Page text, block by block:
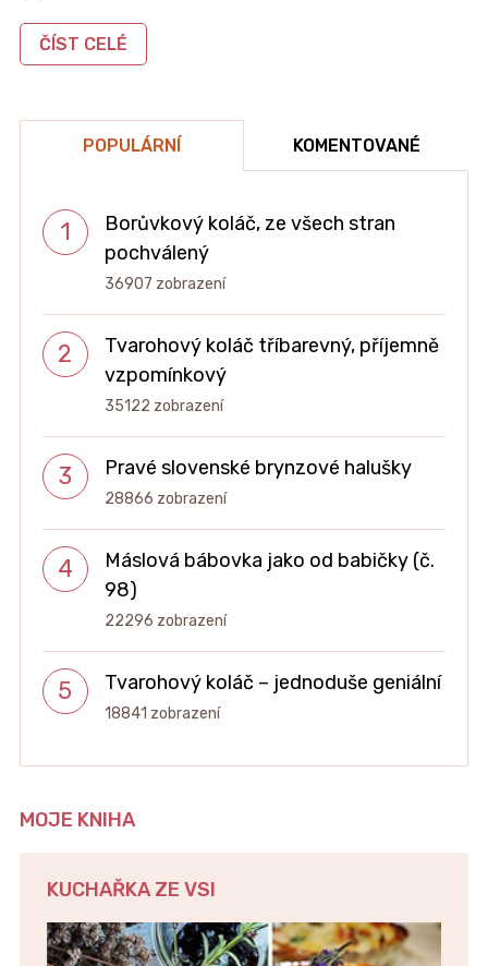
ČÍST CELÉ
POPULÁRNÍ KOMENTOVANÉ
Borůvkový koláč, ze všech stran
pochválený
36907 zobrazení
Tvarohový koláč tříbarevný, příjemně
vzpomínkový
35122 zobrazení
Pravé slovenské brynzové halušky
28866 zobrazení
Máslová bábovka jako od babičky (č.
98)
22296 zobrazení
Tvarohový koláč – jednoduše geniální
18841 zobrazení
MOJE KNIHA
KUCHAŘKA ZE VSI